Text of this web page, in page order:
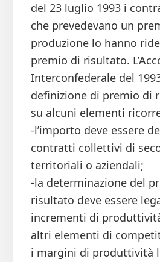
del 23 luglio 1993 i
che prevedevano un
produzione lo hanno
premio di risultato.
Interconfederale del
definizione di premio di
su alcuni elementi
-l’importo deve essere
contratti collettivi di
territoriali o aziendali;
-la determinazione del
risultato deve essere
incrementi di
altri elementi di
i margini di produttività